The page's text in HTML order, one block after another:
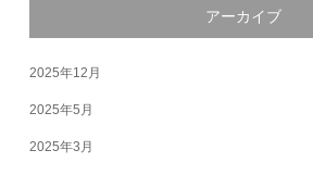
アーカイブ
2025年12月
2025年5月
2025年3月